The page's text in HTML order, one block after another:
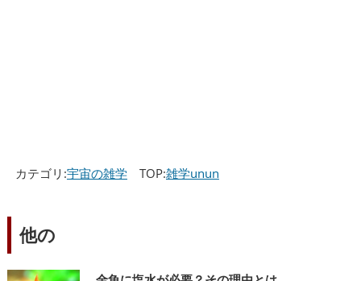
カテゴリ:宇宙の雑学TOP:雑学unun
他の